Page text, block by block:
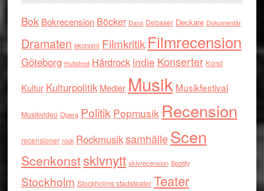
Bok Bokrecension Böcker Dans Debaser Deckare Dokumentär
Dramaten ekonomi Filmkritik Filmrecension
Göteborg Hultsfred Hårdrock indie Konserter Konst
Kultur Kulturpolitik Medier Musik Musikfestival
Musikvideo Opera Politik Popmusik Recension
recensioner rock RockmusiksamhälleScen
Scenkonstskivnytt skivrecension Spotify
Stockholm Stockholms stadsteater Teater